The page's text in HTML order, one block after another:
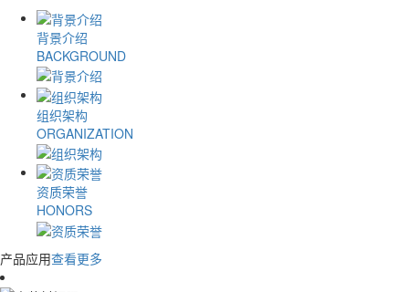
背景介绍
BACKGROUND
组织架构
ORGANIZATION
资质荣誉
HONORS
产品应用查看更多